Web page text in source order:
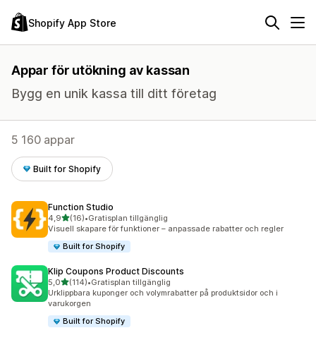
Shopify App Store
Appar för utökning av kassan
Bygg en unik kassa till ditt företag
5 160 appar
Built for Shopify
Function Studio
4,9av 5 stjärnor
(16)
16 recensioner totalt
•Gratisplan tillgänglig
Visuell skapare för funktioner – anpassade rabatter och regler
Built for Shopify
Klip Coupons Product Discounts
5,0av 5 stjärnor
(114)
114 recensioner totalt
•Gratisplan tillgänglig
Urklippbara kuponger och volymrabatter på produktsidor och i
varukorgen
Built for Shopify